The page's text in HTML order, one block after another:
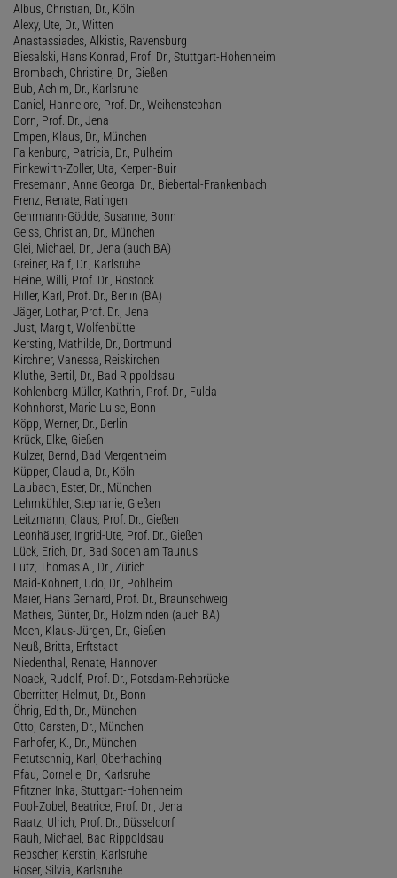
Albus, Christian, Dr., Köln
Alexy, Ute, Dr., Witten
Anastassiades, Alkistis, Ravensburg
Biesalski, Hans Konrad, Prof. Dr., Stuttgart-Hohenheim
Brombach, Christine, Dr., Gießen
Bub, Achim, Dr., Karlsruhe
Daniel, Hannelore, Prof. Dr., Weihenstephan
Dorn, Prof. Dr., Jena
Empen, Klaus, Dr., München
Falkenburg, Patricia, Dr., Pulheim
Finkewirth-Zoller, Uta, Kerpen-Buir
Fresemann, Anne Georga, Dr., Biebertal-Frankenbach
Frenz, Renate, Ratingen
Gehrmann-Gödde, Susanne, Bonn
Geiss, Christian, Dr., München
Glei, Michael, Dr., Jena (auch BA)
Greiner, Ralf, Dr., Karlsruhe
Heine, Willi, Prof. Dr., Rostock
Hiller, Karl, Prof. Dr., Berlin (BA)
Jäger, Lothar, Prof. Dr., Jena
Just, Margit, Wolfenbüttel
Kersting, Mathilde, Dr., Dortmund
Kirchner, Vanessa, Reiskirchen
Kluthe, Bertil, Dr., Bad Rippoldsau
Kohlenberg-Müller, Kathrin, Prof. Dr., Fulda
Kohnhorst, Marie-Luise, Bonn
Köpp, Werner, Dr., Berlin
Krück, Elke, Gießen
Kulzer, Bernd, Bad Mergentheim
Küpper, Claudia, Dr., Köln
Laubach, Ester, Dr., München
Lehmkühler, Stephanie, Gießen
Leitzmann, Claus, Prof. Dr., Gießen
Leonhäuser, Ingrid-Ute, Prof. Dr., Gießen
Lück, Erich, Dr., Bad Soden am Taunus
Lutz, Thomas A., Dr., Zürich
Maid-Kohnert, Udo, Dr., Pohlheim
Maier, Hans Gerhard, Prof. Dr., Braunschweig
Matheis, Günter, Dr., Holzminden (auch BA)
Moch, Klaus-Jürgen, Dr., Gießen
Neuß, Britta, Erftstadt
Niedenthal, Renate, Hannover
Noack, Rudolf, Prof. Dr., Potsdam-Rehbrücke
Oberritter, Helmut, Dr., Bonn
Öhrig, Edith, Dr., München
Otto, Carsten, Dr., München
Parhofer, K., Dr., München
Petutschnig, Karl, Oberhaching
Pfau, Cornelie, Dr., Karlsruhe
Pfitzner, Inka, Stuttgart-Hohenheim
Pool-Zobel, Beatrice, Prof. Dr., Jena
Raatz, Ulrich, Prof. Dr., Düsseldorf
Rauh, Michael, Bad Rippoldsau
Rebscher, Kerstin, Karlsruhe
Roser, Silvia, Karlsruhe